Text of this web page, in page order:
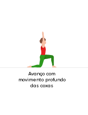
Avanço com
movimento profundo
das coxas